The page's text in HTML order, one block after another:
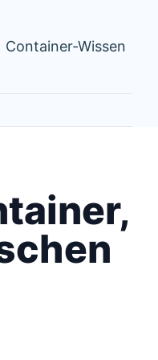
Container-Wissen